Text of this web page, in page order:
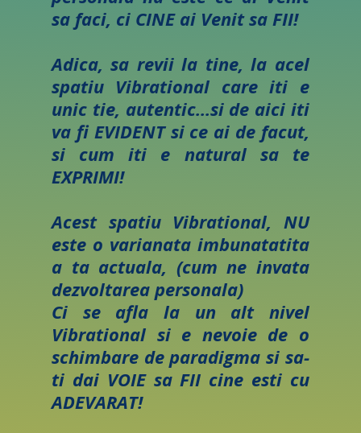
sa faci, ci CINE ai Venit sa FII!
Adica, sa revii la tine, la acel
spatiu Vibrational care iti e
unic tie, autentic...si de aici iti
va fi EVIDENT si ce ai de facut,
si cum iti e natural sa te
EXPRIMI!
Acest spatiu Vibrational, NU
este o varianata imbunatatita
a ta actuala, (cum ne invata
dezvoltarea personala)
Ci se afla la un alt nivel
Vibrational si e nevoie de o
schimbare de paradigma si sa-
ti dai VOIE sa FII cine esti cu
ADEVARAT!